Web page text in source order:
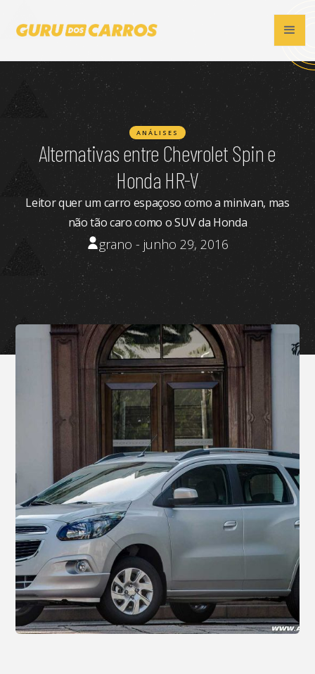
ANÁLISES
Alternativas entre Chevrolet Spin e
Honda HR-V
Leitor quer um carro espaçoso como a minivan, mas
não tão caro como o SUV da Honda
grano - junho 29, 2016